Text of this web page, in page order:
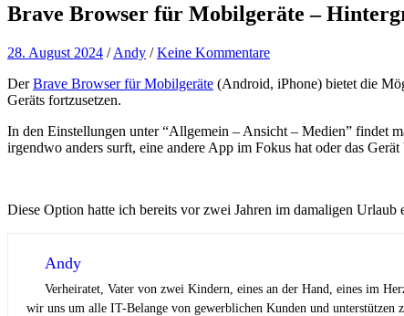
Brave Browser für Mobilgeräte –
28. August 2024 /Andy /Keine Kommentare
DerBrave Browser für Mobilgeräte (Android, iPhone) bietet die
Geräts fortzusetzen.
In den Einstellungen unter “Allgemein – Ansicht – Medien” findet
irgendwo anders surft, eine andere App im Fokus hat oder das
Diese Option hatte ich bereits vor zwei Jahren im damaligen
Andy
Verheiratet, Vater von zwei Kindern, eines an der Hand, eines im
wir uns um alle IT-Belange von gewerblichen Kunden und unterstützen